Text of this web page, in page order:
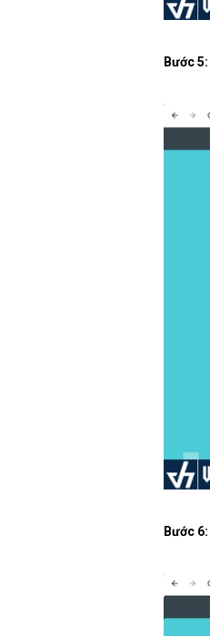
Bước 5:
Bước 6: